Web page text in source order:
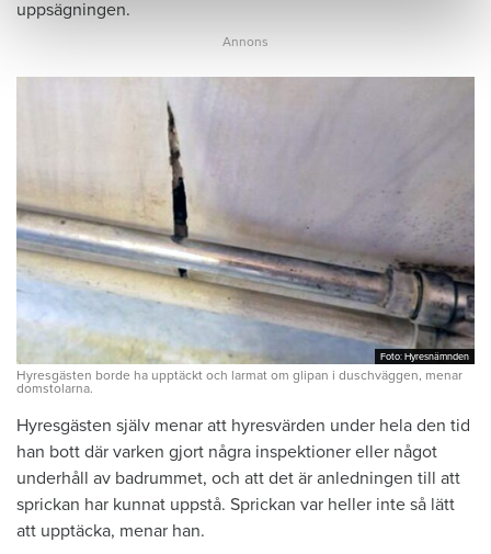
uppsägningen.
Foto: Hyresnämnden
Foto: Hyresnämnden
Hyresgästen borde ha upptäckt och larmat om glipan i duschväggen, menar
domstolarna.
Hyresgästen själv menar att hyresvärden under hela den tid
han bott där varken gjort några inspektioner eller något
underhåll av badrummet, och att det är anledningen till att
sprickan har kunnat uppstå. Sprickan var heller inte så lätt
att upptäcka, menar han.